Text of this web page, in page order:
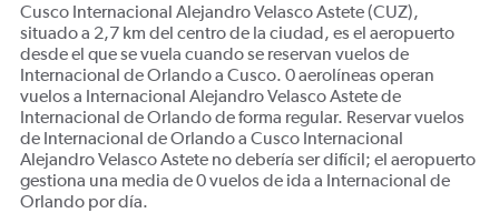
Cusco Internacional Alejandro Velasco Astete (CUZ),
situado a 2,7 km del centro de la ciudad, es el aeropuerto
desde el que se vuela cuando se reservan vuelos de
Internacional de Orlando a Cusco. 0 aerolíneas operan
vuelos a Internacional Alejandro Velasco Astete de
Internacional de Orlando de forma regular. Reservar vuelos
de Internacional de Orlando a Cusco Internacional
Alejandro Velasco Astete no debería ser difícil; el aeropuerto
gestiona una media de 0 vuelos de ida a Internacional de
Orlando por día.